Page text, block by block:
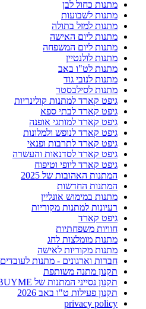
מתנות כחול לבן
מתנות לשבועות
מתנות למזל בתולה
מתנות ליום האישה
מתנות ליום המשפחה
מתנות לולנטיין
מתנות לט"ו באב
מתנות לנובי גוד
מתנות לסילבסטר
גיפט קארד למתנות קולינריות
גיפט קארד לבתי ספא
גיפט קארד למותגי אופנה
גיפט קארד לנופש ולמלונות
גיפט קארד לתרבות ופנאי
גיפט קארד לסדנאות והעשרה
גיפט קארד ליופי וטיפוח
המתנות האהובות של 2025
המתנות החדשות
מתנות במימוש אונליין
רעיונות למתנות מקוריות
גיפט קארד
חוויות משפחתיות
מתנות מומלצות לחג
מתנות מקוריות לאישה
חברות וארגונים - מתנות לעובדים
תקנון מתנה משותפת
תקנון נסייני המתנות של BUYME
תקנון פעילות ט"ו באב 2026
privacy policy